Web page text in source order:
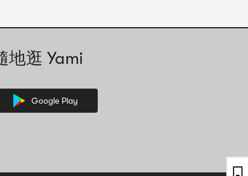
地逛 Yami
Google Play